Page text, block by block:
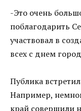
-Это очень
поблагодарить
участвовал в
всех с днем
Публика
Например,
край совершили